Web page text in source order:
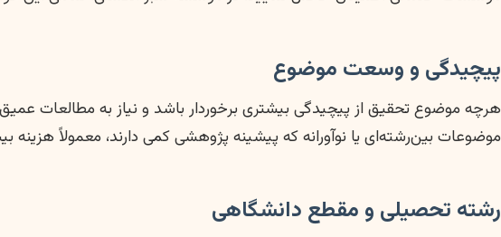
پیچیدگی و وسعت موضوع
هرچه موضوع تحقیق از پیچیدگی بیشتری برخوردار باشد و نیاز به مطالعات
موضوعات بین‌رشته‌ای یا نوآورانه که پیشینه پژوهشی کمی دارند، معمولاً
رشته تحصیلی و مقطع دانشگاهی